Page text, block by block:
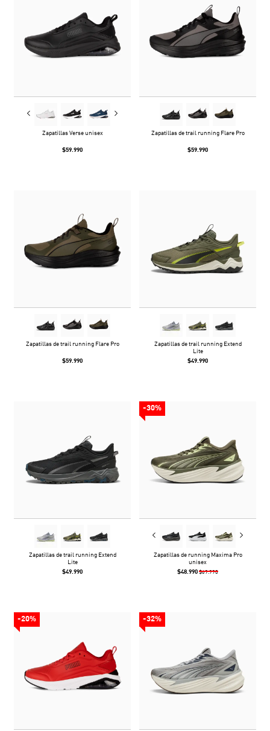
Zapatillas Verse unisex
$59.990
Zapatillas de trail running Flare Pro
$59.990
Zapatillas de trail running Flare Pro
$59.990
Zapatillas de trail running Extend
Lite
$49.990
Zapatillas de trail running Extend
Lite
$49.990
-30%
Zapatillas de running Maxima Pro
unisex
$48.990 $69.990
-20% -32%